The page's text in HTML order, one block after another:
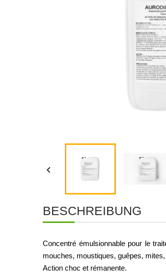

BESCHREIBUNG
Concentré émulsionnable pour le
mouches, moustiques, guêpes,
Action choc et rémanente.